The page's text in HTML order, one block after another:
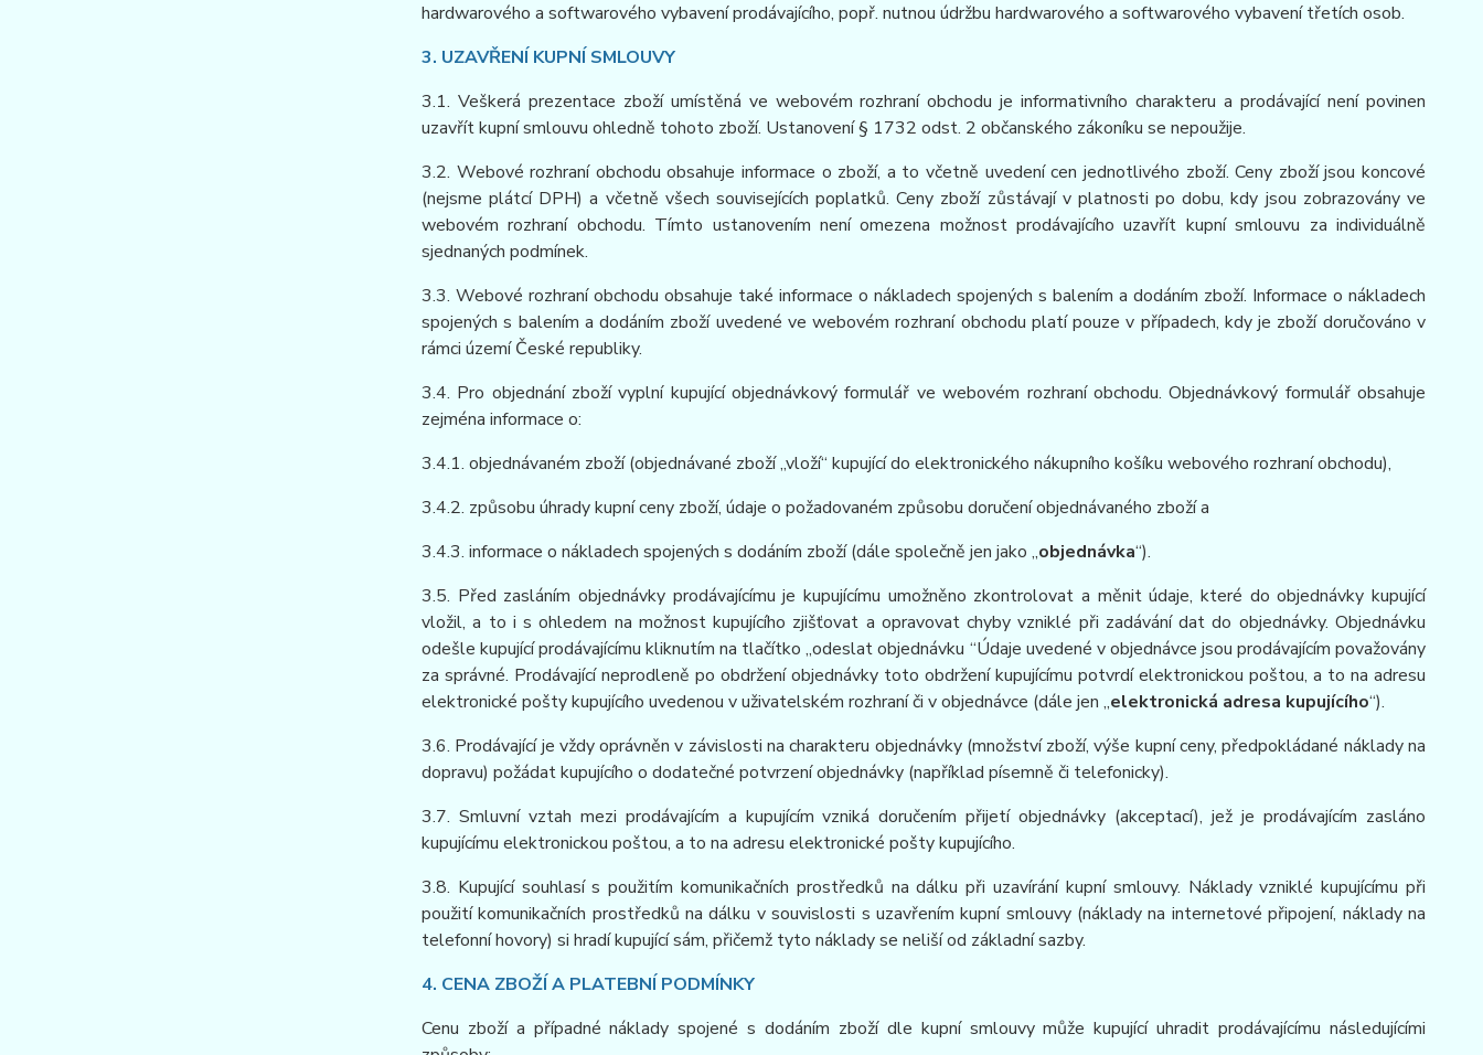
hardwarového a softwarového vybavení prodávajícího, popř. nutnou údržbu hardwarového a softwarového vybavení třetích osob.
3. UZAVŘENÍ KUPNÍ SMLOUVY
3.1. Veškerá prezentace zboží umístěná ve webovém rozhraní obchodu je informativního charakteru a prodávající není povinen
uzavřít kupní smlouvu ohledně tohoto zboží. Ustanovení § 1732 odst. 2 občanského zákoníku se nepoužije.
3.2. Webové rozhraní obchodu obsahuje informace o zboží, a to včetně uvedení cen jednotlivého zboží. Ceny zboží jsou koncové
(nejsme plátcí DPH) a včetně všech souvisejících poplatků. Ceny zboží zůstávají v platnosti po dobu, kdy jsou zobrazovány ve
webovém rozhraní obchodu. Tímto ustanovením není omezena možnost prodávajícího uzavřít kupní smlouvu za individuálně
sjednaných podmínek.
3.3. Webové rozhraní obchodu obsahuje také informace o nákladech spojených s balením a dodáním zboží. Informace o nákladech
spojených s balením a dodáním zboží uvedené ve webovém rozhraní obchodu platí pouze v případech, kdy je zboží doručováno v
rámci území České republiky.
3.4. Pro objednání zboží vyplní kupující objednávkový formulář ve webovém rozhraní obchodu. Objednávkový formulář obsahuje
zejména informace o:
3.4.1. objednávaném zboží (objednávané zboží „vloží“ kupující do elektronického nákupního košíku webového rozhraní obchodu),
3.4.2. způsobu úhrady kupní ceny zboží, údaje o požadovaném způsobu doručení objednávaného zboží a
3.4.3. informace o nákladech spojených s dodáním zboží (dále společně jen jako „objednávka“).
3.5. Před zasláním objednávky prodávajícímu je kupujícímu umožněno zkontrolovat a měnit údaje, které do objednávky kupující
vložil, a to i s ohledem na možnost kupujícího zjišťovat a opravovat chyby vzniklé při zadávání dat do objednávky. Objednávku
odešle kupující prodávajícímu kliknutím na tlačítko „odeslat objednávku “Údaje uvedené v objednávce jsou prodávajícím považovány
za správné. Prodávající neprodleně po obdržení objednávky toto obdržení kupujícímu potvrdí elektronickou poštou, a to na adresu
elektronické pošty kupujícího uvedenou v uživatelském rozhraní či v objednávce (dále jen „elektronická adresa kupujícího“).
3.6. Prodávající je vždy oprávněn v závislosti na charakteru objednávky (množství zboží, výše kupní ceny, předpokládané náklady na
dopravu) požádat kupujícího o dodatečné potvrzení objednávky (například písemně či telefonicky).
3.7. Smluvní vztah mezi prodávajícím a kupujícím vzniká doručením přijetí objednávky (akceptací), jež je prodávajícím zasláno
kupujícímu elektronickou poštou, a to na adresu elektronické pošty kupujícího.
3.8. Kupující souhlasí s použitím komunikačních prostředků na dálku při uzavírání kupní smlouvy. Náklady vzniklé kupujícímu při
použití komunikačních prostředků na dálku v souvislosti s uzavřením kupní smlouvy (náklady na internetové připojení, náklady na
telefonní hovory) si hradí kupující sám, přičemž tyto náklady se neliší od základní sazby.
4. CENA ZBOŽÍ A PLATEBNÍ PODMÍNKY
Cenu zboží a případné náklady spojené s dodáním zboží dle kupní smlouvy může kupující uhradit prodávajícímu následujícími